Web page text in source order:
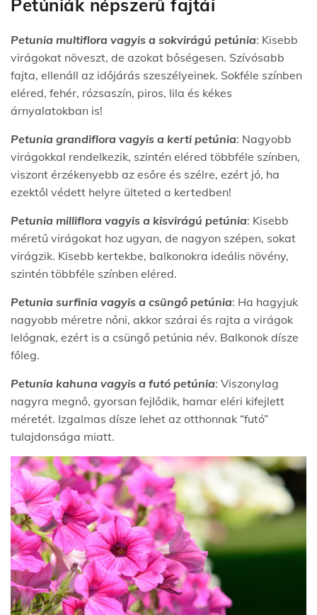
Petúniák népszerű fajtái
Petunia multiflora vagyis a sokvirágú petúnia: Kisebb
virágokat növeszt, de azokat bőségesen. Szívósabb
fajta, ellenáll az időjárás szeszélyeinek. Sokféle színben
eléred, fehér, rózsaszín, piros, lila és kékes
árnyalatokban is!
Petunia grandiflora vagyis a kerti petúnia: Nagyobb
virágokkal rendelkezik, szintén eléred többféle színben,
viszont érzékenyebb az esőre és szélre, ezért jó, ha
ezektől védett helyre ülteted a kertedben!
Petunia milliflora vagyis a kisvirágú petúnia: Kisebb
méretű virágokat hoz ugyan, de nagyon szépen, sokat
virágzik. Kisebb kertekbe, balkonokra ideális növény,
szintén többféle színben eléred.
Petunia surfinia vagyis a csüngő petúnia: Ha hagyjuk
nagyobb méretre nőni, akkor szárai és rajta a virágok
lelógnak, ezért is a csüngő petúnia név. Balkonok dísze
főleg.
Petunia kahuna vagyis a futó petúnia: Viszonylag
nagyra megnő, gyorsan fejlődik, hamar eléri kifejlett
méretét. Izgalmas dísze lehet az otthonnak “futó”
tulajdonsága miatt.